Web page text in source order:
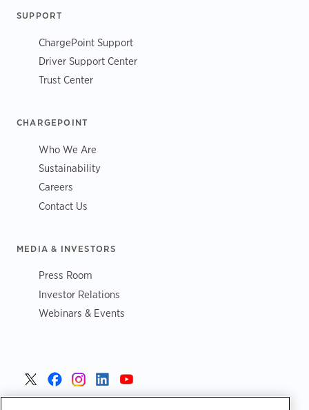
SUPPORT
ChargePoint Support
Driver Support Center
Trust Center
CHARGEPOINT
Who We Are
Sustainability
Careers
Contact Us
MEDIA & INVESTORS
Press Room
Investor Relations
Webinars & Events